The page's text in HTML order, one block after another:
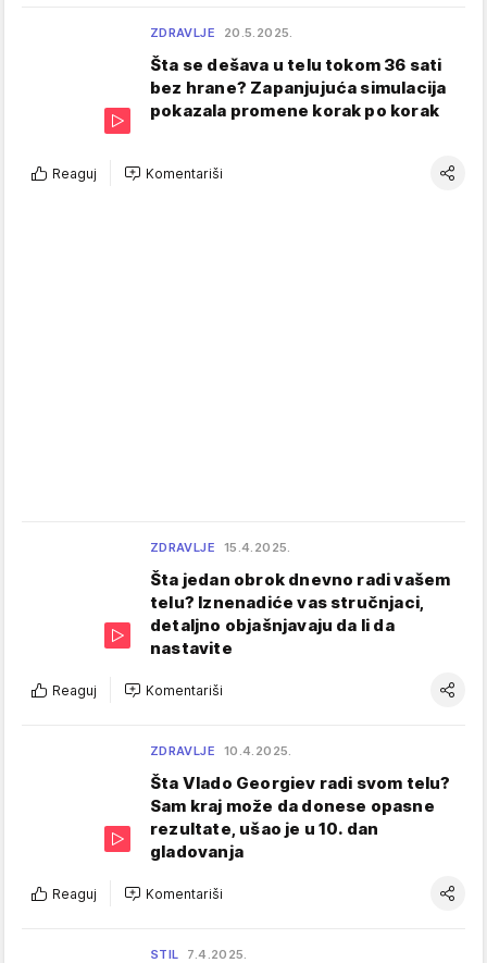
ZDRAVLJE 20.5.2025.
Šta se dešava u telu tokom 36 sati
bez hrane? Zapanjujuća simulacija
pokazala promene korak po korak
Reaguj Komentariši
ZDRAVLJE 15.4.2025.
Šta jedan obrok dnevno radi vašem
telu? Iznenadiće vas stručnjaci,
detaljno objašnjavaju da li da
nastavite
Reaguj Komentariši
ZDRAVLJE 10.4.2025.
Šta Vlado Georgiev radi svom telu?
Sam kraj može da donese opasne
rezultate, ušao je u 10. dan
gladovanja
Reaguj Komentariši
STIL 7.4.2025.